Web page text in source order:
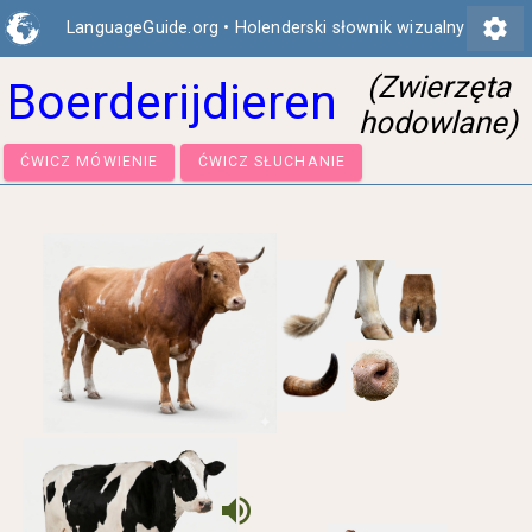
LanguageGuide.org • Holenderski słownik wizualny settings
Boerderijdieren
(Zwierzęta
hodowlane)
ĆWICZ MÓWIENIE ĆWICZ SŁUCHANIE
volume_up